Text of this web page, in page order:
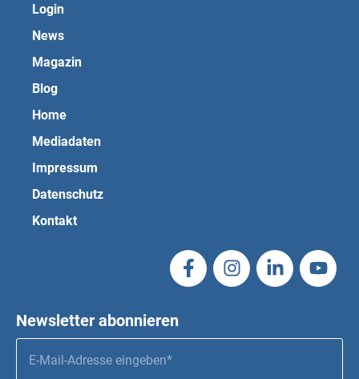
Login
News
Magazin
Blog
Home
Mediadaten
Impressum
Datenschutz
Kontakt
Newsletter abonnieren